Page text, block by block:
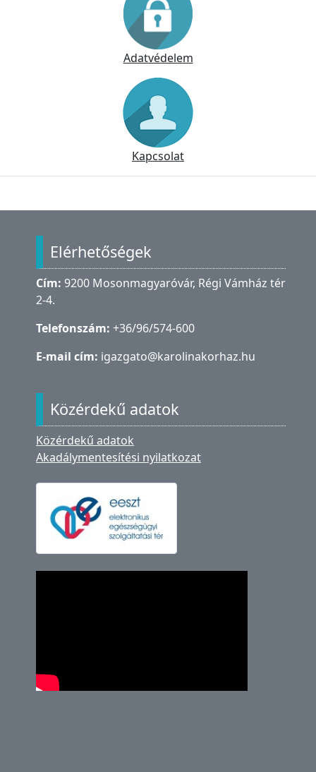
Adatvédelem
Kapcsolat
Elérhetőségek
Cím: 9200 Mosonmagyaróvár, Régi Vámház tér
2-4.
Telefonszám: +36/96/574-600
E-mail cím: igazgato@karolinakorhaz.hu
Közérdekű adatok
Közérdekű adatok
Akadálymentesítési nyilatkozat